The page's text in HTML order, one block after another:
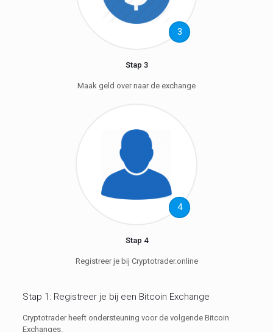
3
Stap 3
Maak geld over naar de exchange
4
Stap 4
Registreer je bij Cryptotrader.online
Stap 1: Registreer je bij een Bitcoin Exchange
Cryptotrader heeft ondersteuning voor de volgende Bitcoin
Exchanges.